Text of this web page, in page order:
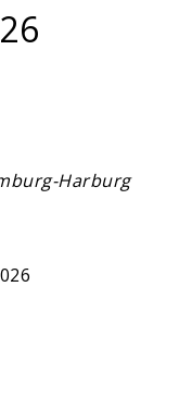
Harburg